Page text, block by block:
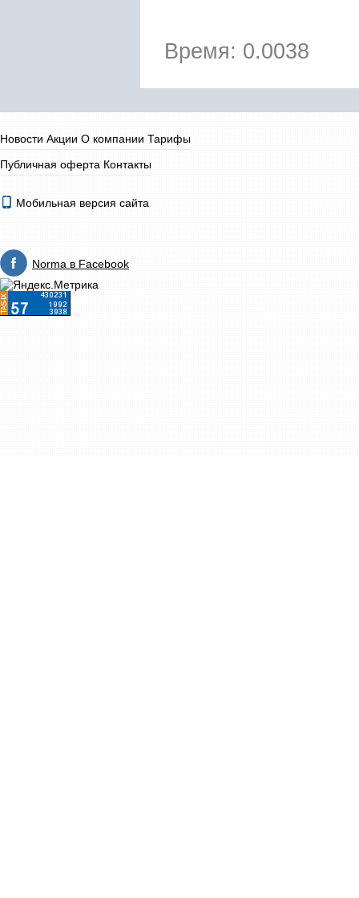
Время: 0.0038
Новости Акции О компании Тарифы
Публичная оферта Контакты
Мобильная версия сайта
Norma в Facebook